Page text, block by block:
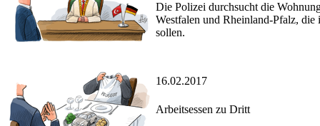
Die Polizei durchsucht die
Westfalen und Rheinland-Pfalz,
sollen.
16.02.2017
Arbeitsessen zu Dritt